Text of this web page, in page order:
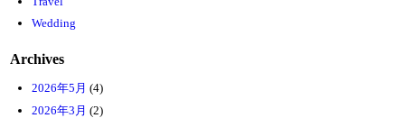
Wedding
Archives
2026年5月 (4)
2026年3月 (2)